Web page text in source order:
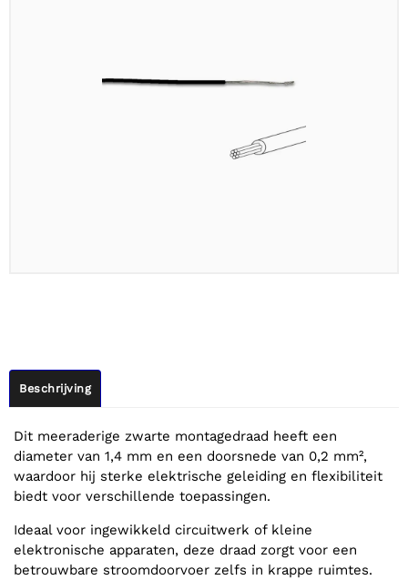
Beschrijving
Dit meeraderige zwarte montagedraad heeft een
diameter van 1,4 mm en een doorsnede van 0,2 mm²,
waardoor hij sterke elektrische geleiding en flexibiliteit
biedt voor verschillende toepassingen.
Ideaal voor ingewikkeld circuitwerk of kleine
elektronische apparaten, deze draad zorgt voor een
betrouwbare stroomdoorvoer zelfs in krappe ruimtes.